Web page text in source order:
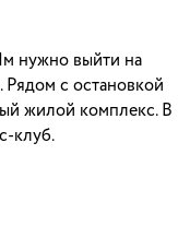
нужно выйти на
с остановкой
жилой комплекс. В
клуб.